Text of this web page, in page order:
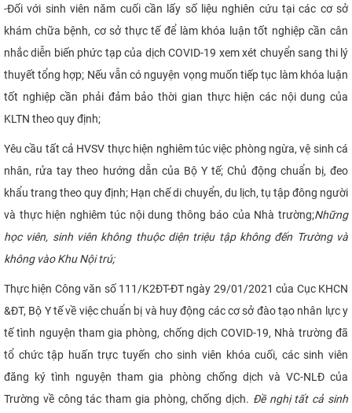
-Đối với sinh viên năm cuối cần lấy số liệu nghiên cứu tại các cơ sở
khám chữa bệnh, cơ sở thực tế để làm khóa luận tốt nghiệp cần cân
nhắc diễn biến phức tạp của dịch COVID-19 xem xét chuyển sang thi lý
thuyết tổng hợp; Nếu vẫn có nguyện vọng muốn tiếp tục làm khóa luận
tốt nghiệp cần phải đảm bảo thời gian thực hiện các nội dung của
KLTN theo quy định;
Yêu cầu tất cả HVSV thực hiện nghiêm túc việc phòng ngừa, vệ sinh cá
nhân, rửa tay theo hướng dẫn của Bộ Y tế; Chủ động chuẩn bị, đeo
khẩu trang theo quy định; Hạn chế di chuyển, du lịch, tụ tập đông người
và thực hiện nghiêm túc nội dung thông báo của Nhà trường;Những
học viên, sinh viên không thuộc diện triệu tập không đến Trường và
không vào Khu Nội trú;
Thực hiện Công văn số 111/K2ĐT-ĐT ngày 29/01/2021 của Cục KHCN
&ĐT, Bộ Y tế về việc chuẩn bị và huy động các cơ sở đào tạo nhân lực y
tế tình nguyện tham gia phòng, chống dịch COVID-19, Nhà trường đã
tổ chức tập huấn trực tuyến cho sinh viên khóa cuối, các sinh viên
đăng ký tình nguyện tham gia phòng chống dịch và VC-NLĐ của
Trường về công tác tham gia phòng, chống dịch. Đề nghị tất cả sinh